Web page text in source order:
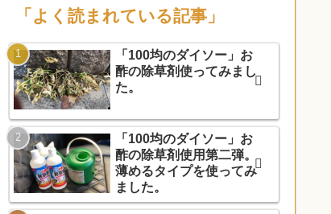
「よく読まれている記事」
「100均のダイソー」お
酢の除草剤使ってみまし
た。
「100均のダイソー」お
酢の除草剤使用第二弾。
薄めるタイプを使ってみ
ました。